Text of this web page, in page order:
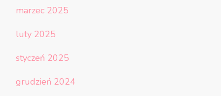
marzec 2025
luty 2025
styczeń 2025
grudzień 2024